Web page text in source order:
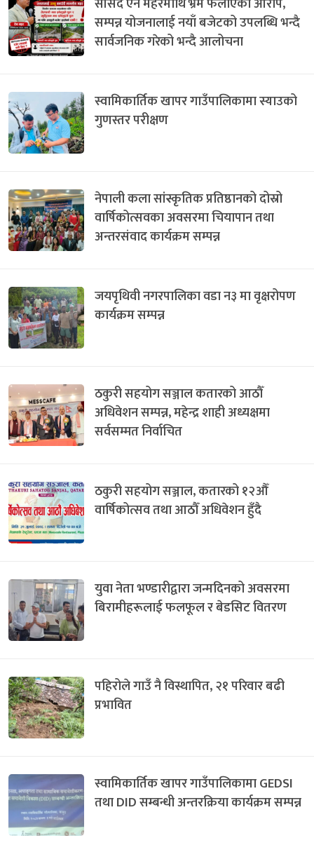
सम्पन्न योजनालाई नयाँ बजेटको उपलब्धि भन्दै
सार्वजनिक गरेको भन्दै आलोचना
स्वामिकार्तिक खापर गाउँपालिकामा स्याउको
गुणस्तर परीक्षण
नेपाली कला सांस्कृतिक प्रतिष्ठानको दोस्रो
वार्षिकोत्सवका अवसरमा चियापान तथा
अन्तरसंवाद कार्यक्रम सम्पन्न
जयपृथिवी नगरपालिका वडा न३ मा वृक्षरोपण
कार्यक्रम सम्पन्न
ठकुरी सहयोग सञ्जाल कतारको आठौँ
अधिवेशन सम्पन्न, महेन्द्र शाही अध्यक्षमा
सर्वसम्मत निर्वाचित
ठकुरी सहयोग सञ्जाल, कतारको १२औँ
वार्षिकोत्सव तथा आठौँ अधिवेशन हुँदै
युवा नेता भण्डारीद्वारा जन्मदिनको अवसरमा
बिरामीहरूलाई फलफूल र बेडसिट वितरण
पहिरोले गाउँ नै विस्थापित, २१ परिवार बढी
प्रभावित
स्वामिकार्तिक खापर गाउँपालिकामा GEDSI
तथा DID सम्बन्धी अन्तरक्रिया कार्यक्रम सम्पन्न